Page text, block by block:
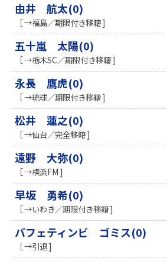
由井 航太(0)
［ →福島／期限付き移籍 ]
五十嵐 太陽(0)
［ →栃木SC／期限付き移籍 ]
永長 鷹虎(0)
［ →琉球／期限付き移籍 ]
松井 蓮之(0)
［ →仙台／完全移籍 ]
遠野 大弥(0)
［ →横浜FM ]
早坂 勇希(0)
［ →いわき／期限付き移籍 ]
バフェティンビ ゴミス(0)
［ →引退 ]